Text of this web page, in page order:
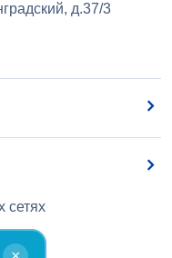
д.37/3
сетях